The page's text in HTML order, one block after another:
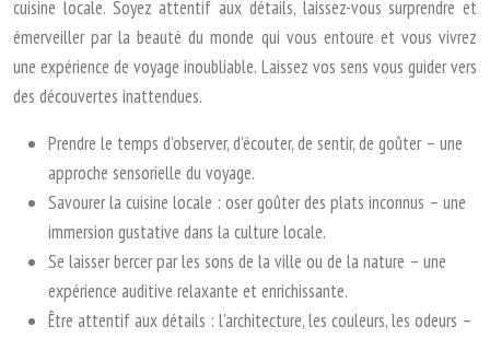
cuisine locale. Soyez attentif aux détails, laissez-vous surprendre et
émerveiller par la beauté du monde qui vous entoure et vous vivrez
une expérience de voyage inoubliable. Laissez vos sens vous guider vers
des découvertes inattendues.
Prendre le temps d’observer, d’écouter, de sentir, de goûter – une
approche sensorielle du voyage.
Savourer la cuisine locale : oser goûter des plats inconnus – une
immersion gustative dans la culture locale.
Se laisser bercer par les sons de la ville ou de la nature – une
expérience auditive relaxante et enrichissante.
Être attentif aux détails : l’architecture, les couleurs, les odeurs –